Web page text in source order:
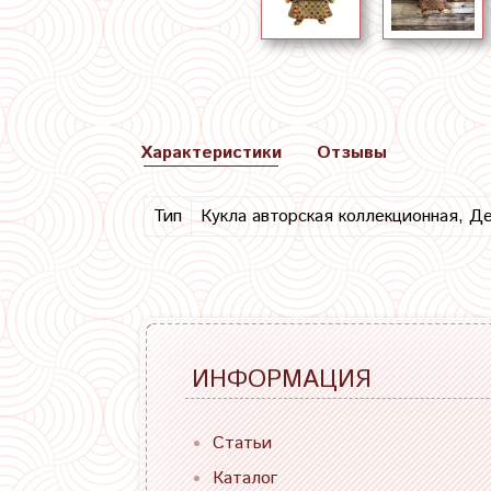
Характеристики
Тип Кукла авторская коллекционная,
Отзывы
ИНФОРМАЦИЯ
Статьи
Каталог